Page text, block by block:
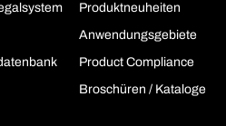
Produktneuheiten
Anwendungsgebiete
Product Compliance
Broschüren / Kataloge